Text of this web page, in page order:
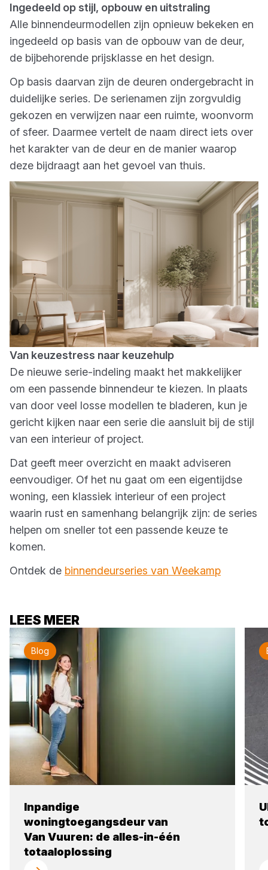
Ingedeeld op stijl, opbouw en uitstraling
Alle binnendeurmodellen zijn opnieuw bekeken en
ingedeeld op basis van de opbouw van de deur,
de bijbehorende prijsklasse en het design.
Op basis daarvan zijn de deuren ondergebracht in
duidelijke series. De serienamen zijn zorgvuldig
gekozen en verwijzen naar een ruimte, woonvorm
of sfeer. Daarmee vertelt de naam direct iets over
het karakter van de deur en de manier waarop
deze bijdraagt aan het gevoel van thuis.
Van keuzestress naar keuzehulp
De nieuwe serie-indeling maakt het makkelijker
om een passende binnendeur te kiezen. In plaats
van door veel losse modellen te bladeren, kun je
gericht kijken naar een serie die aansluit bij de stijl
van een interieur of project.
Dat geeft meer overzicht en maakt adviseren
eenvoudiger. Of het nu gaat om een eigentijdse
woning, een klassiek interieur of een project
waarin rust en samenhang belangrijk zijn: de series
helpen om sneller tot een passende keuze te
komen.
Ontdek de binnendeurseries van Weekamp
LEES MEER
Blog
Inpandige
woningtoegangsdeur van
Van Vuuren: de alles-in-één
totaaloplossing